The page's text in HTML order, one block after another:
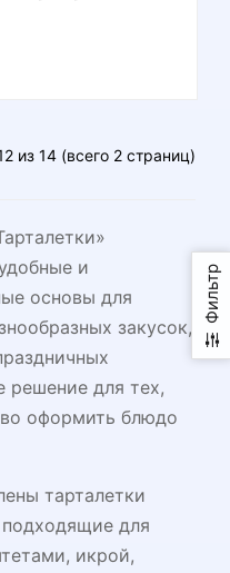
Фильтр
из 14 (всего 2 страниц)
и
основы для
закусок,
решение для тех,
оформить блюдо
тарталетки
для
икрой,